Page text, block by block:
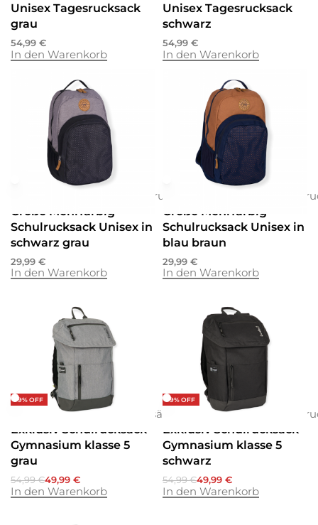
Unisex Tagesrucksack
grau
54,99 €
In den Warenkorb
Unisex Tagesrucksack
schwarz
54,99 €
In den Warenkorb
Schulrucksäcke
Große Mehrfarbig
Schulrucksack Unisex in
schwarz grau
29,99 €
In den Warenkorb
Große Mehrfarbig
Schulrucksack Unisex in
blau braun
29,99 €
In den Warenkorb
-9% OFF
RucksäckeRucksäcke Rucksäcke
Schulrucksäcke
Exklusiv Schulrucksack
Gymnasium klasse 5
grau
54,99€49,99 €
In den Warenkorb
-9% OFF
RucksäckeRucksäcke
Exklusiv Schulrucksack
Gymnasium klasse 5
schwarz
54,99€49,99 €
In den Warenkorb